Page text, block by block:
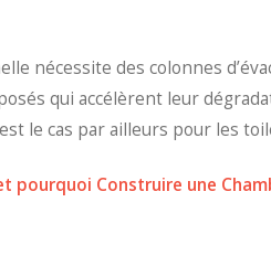
nécessite des colonnes
qui accélèrent leur
le cas par ailleurs pour les
pourquoi Construire une